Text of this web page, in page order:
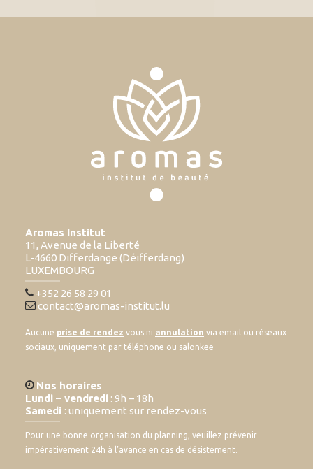
Aromas Institut
11, Avenue de la Liberté
L-4660 Differdange (Déifferdang)
LUXEMBOURG
+352 26 58 29 01
contact@aromas-institut.lu
Aucune prise de rendez vous ni annulation via email ou réseaux
sociaux, uniquement par téléphone ou salonkee
Nos horaires
Lundi – vendredi : 9h – 18h
Samedi : uniquement sur rendez-vous
Pour une bonne organisation du planning, veuillez prévenir
impérativement 24h à l’avance en cas de désistement.